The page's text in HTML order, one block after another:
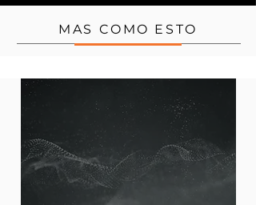
MAS COMO ESTO